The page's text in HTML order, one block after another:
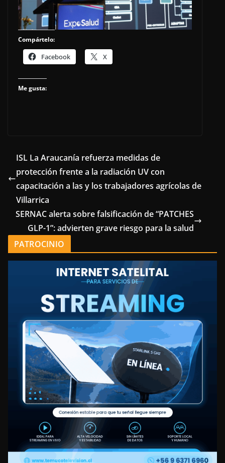
Compártelo:
Facebook X
Me gusta:
ISL La Araucanía refuerza medidas de
protección frente a la radiación UV con
capacitación a las y los trabajadores agrícolas de
Villarrica
SERNAC alerta sobre falsificación de “PATCHES
GLP-1”: advierten grave riesgo para la salud
PATROCINIO